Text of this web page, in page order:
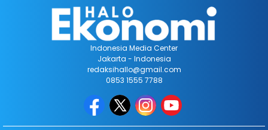
Indonesia Media Center
Jakarta - Indonesia
redaksihallo@gmail.com
0853 1555 7788